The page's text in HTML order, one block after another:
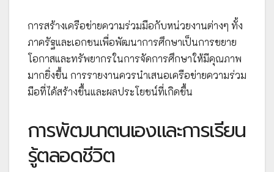
การสร้างเครือข่ายความร่วมมือกับหน่วยงานต่างๆ ทั้ง
ภาครัฐและเอกชนเพื่อพัฒนาการศึกษาเป็นการขยาย
โอกาสและทรัพยากรในการจัดการศึกษาให้มีคุณภาพ
มากยิ่งขึ้น การรายงานควรนำเสนอเครือข่ายความร่วม
มือที่ได้สร้างขึ้นและผลประโยชน์ที่เกิดขึ้น
การพัฒนาตนเองและการเรียน
รู้ตลอดชีวิต